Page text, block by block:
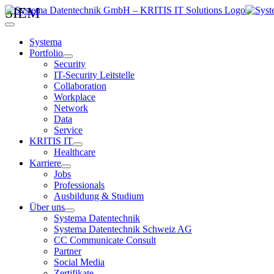
Zum
Inhalt
Toggle
NavigationSystema
Portfolio
Security
IT-Security Leitstelle
Collaboration
Workplace
Network
Data
Service
KRITIS IT
Healthcare
Karriere
Jobs
Professionals
Ausbildung & Studium
Über uns
Systema Datentechnik
Systema Datentechnik Schweiz AG
CC Communicate Consult
Partner
Social Media
SIEM